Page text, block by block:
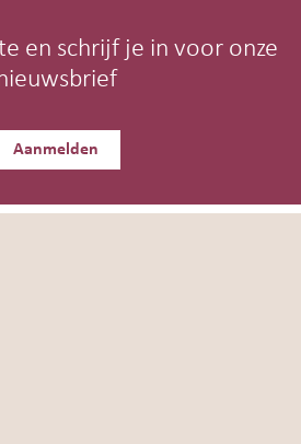
en schrijf je in voor onze
Aanmelden